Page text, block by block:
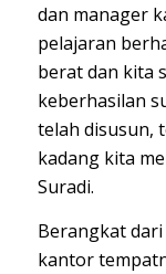
dan manager
pelajaran
berat dan kita
keberhasilan
telah disusun,
kadang kita
Suradi.
Berangkat
kantor